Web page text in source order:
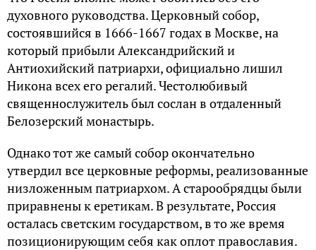
духовного руководства. Церковный собор,
состоявшийся в 1666-1667 годах в Москве, на
который прибыли Александрийский и
Антиохийский патриархи, официально лишил
Никона всех его регалий. Честолюбивый
священнослужитель был сослан в отдаленный
Белозерский монастырь.
Однако тот же самый собор окончательно
утвердил все церковные реформы, реализованные
низложенным патриархом. А старообрядцы были
приравнены к еретикам. В результате, Россия
осталась светским государством, в то же время
позиционирующим себя как оплот православия.